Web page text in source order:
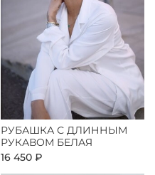
РУБАШКА С ДЛИННЫМ
РУКАВОМ БЕЛАЯ
16 450 ₽